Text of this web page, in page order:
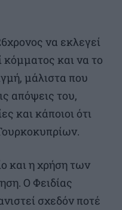
να εκλεγεί
και να το
μάλιστα που
απόψεις του,
και κάποιοι ότι
και η χρήση των
Ο Φειδίας
σχεδόν ποτέ